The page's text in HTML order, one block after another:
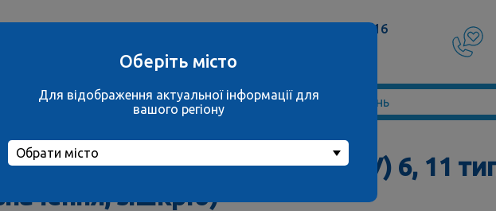
обрати місто
вул. Дахнівська, 50/16
Вірус папіломи людини (HPV) 6, 11
зішкріб)
Оберіть місто
Для відображення актуальної інформації для
вашого регіону
Обрати місто